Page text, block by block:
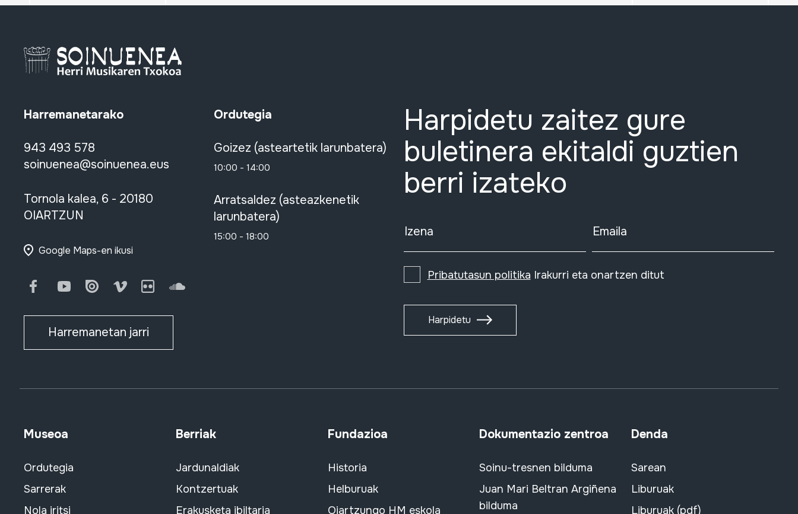
Harremanetarako
943 493 578
soinuenea@soinuenea.eus
Tornola kalea, 6 - 20180
OIARTZUN
Google Maps-en ikusi
FacebookYoutubeIssuu Vimeo FlickrSoundCloud
Harremanetan jarri
Ordutegia
Goizez (asteartetik larunbatera)
10:00 - 14:00
Arratsaldez (asteazkenetik
larunbatera)
15:00 - 18:00
Harpidetu zaitez gure
buletinera ekitaldi guztien
berri izateko
Izena Emaila
Pribatutasun politika Irakurri eta onartzen ditut
Harpidetu
Museoa
Ordutegia
Sarrerak
Nola iritsi
Berriak
Jardunaldiak
Kontzertuak
Erakusketa ibiltaria
Fundazioa
Historia
Helburuak
Oiartzungo HM eskola
Dokumentazio zentroa
Soinu-tresnen bilduma
Juan Mari Beltran Argiñena
bilduma
Denda
Sarean
Liburuak
Liburuak (pdf)